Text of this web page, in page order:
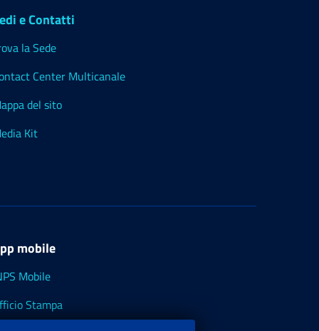
e Contatti
la Sede
Center Multicanale
del sito
Kit
mobile
Mobile
Stampa